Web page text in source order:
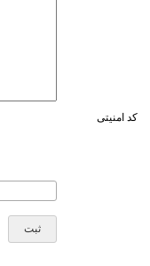
کد امنیتی